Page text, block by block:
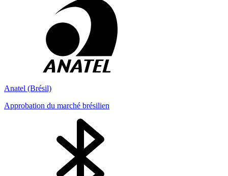
Anatel (Brésil)
Approbation du marché brésilien